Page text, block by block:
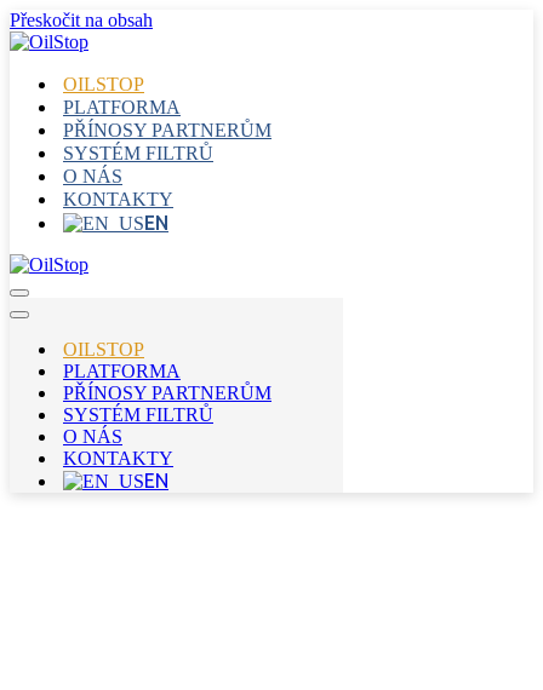
Přeskočit na obsah
OILSTOP
PLATFORMA
PŘÍNOSY PARTNERŮM
SYSTÉM FILTRŮ
O NÁS
KONTAKTY
EN
Navigační
menu
Navigační
OILSTOP
PLATFORMA
PŘÍNOSY PARTNERŮM
SYSTÉM FILTRŮ
O NÁS
KONTAKTY
EN